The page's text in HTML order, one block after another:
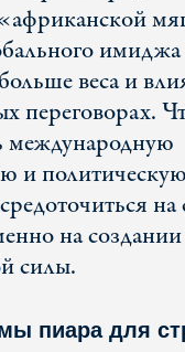
веса и
переговорах.
международную
и
на
силы.
пиара для